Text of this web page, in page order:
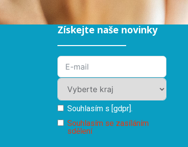
Získejte naše novinky
Souhlasím s [gdpr].
Souhlasím se zasíláním
sdělení